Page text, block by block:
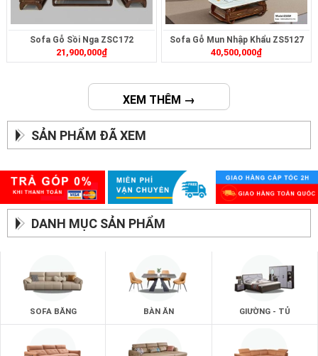
Sofa Gỗ Sồi Nga ZSC172
21,900,000₫
Sofa Gỗ Mun Nhập Khẩu ZS5127
40,500,000₫
XEM THÊM →
SẢN PHẨM ĐÃ XEM
DANH MỤC SẢN PHẨM
SOFA BĂNG BÀN ĂN GIƯỜNG - TỦ